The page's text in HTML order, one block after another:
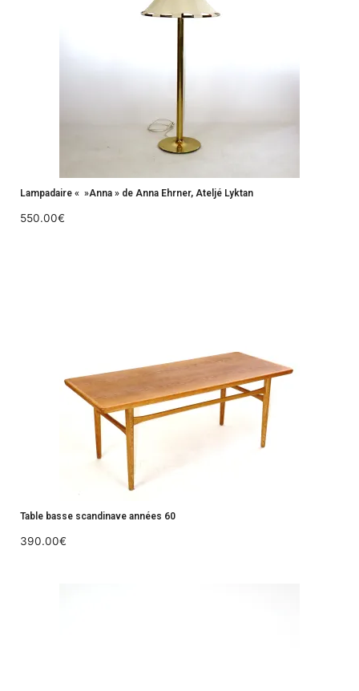
Lampadaire « »Anna » de Anna Ehrner, Ateljé Lyktan
550.00€
Table basse scandinave années 60
390.00€